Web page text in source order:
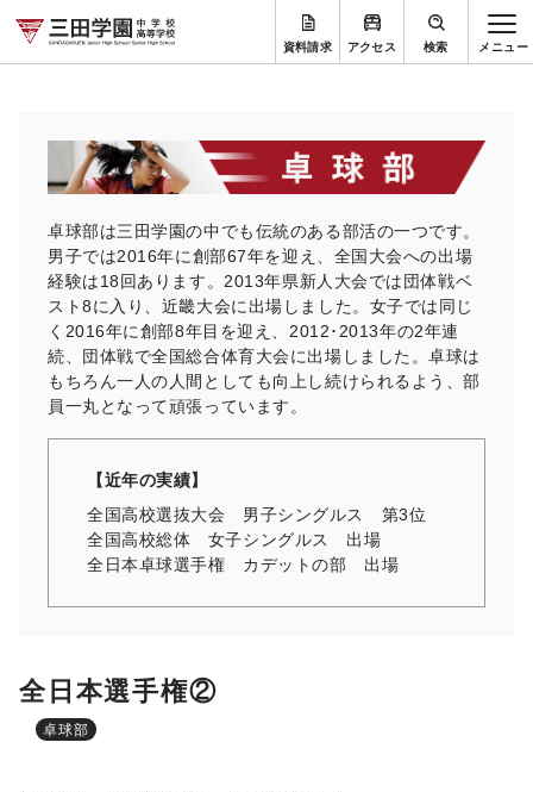
資料請求 アクセス 検索
卓球部は三田学園の中でも伝統のある部活の一つです。
男子では2016年に創部67年を迎え、全国大会への出場
経験は18回あります。2013年県新人大会では団体戦ベ
スト8に入り、近畿大会に出場しました。女子では同じ
く2016年に創部8年目を迎え、2012･2013年の2年連
続、団体戦で全国総合体育大会に出場しました。卓球は
もちろん一人の人間としても向上し続けられるよう、部
員一丸となって頑張っています。
【近年の実績】
全国高校選抜大会 男子シングルス 第3位
全国高校総体 女子シングルス 出場
全日本卓球選手権 カデットの部 出場
全日本選手権②
卓球部